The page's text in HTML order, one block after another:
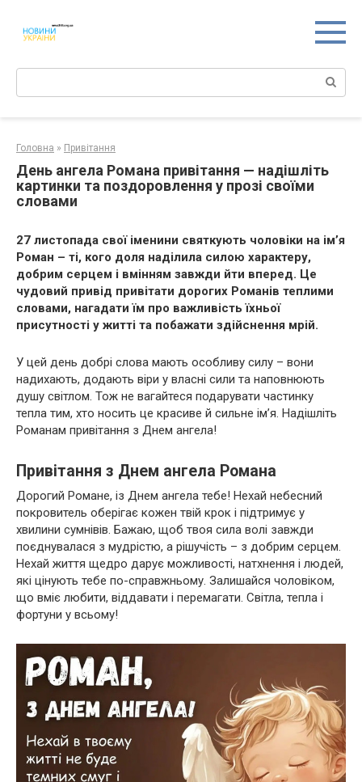
контенту
Поиск:
Головна » Привітання
День ангела Романа привітання — надішліть
картинки та поздоровлення у прозі своїми
словами
27 листопада свої іменини святкують чоловіки на ім’я
Роман – ті, кого доля наділила силою характеру,
добрим серцем і вмінням завжди йти вперед. Це
чудовий привід привітати дорогих Романів теплими
словами, нагадати їм про важливість їхньої
присутності у житті та побажати здійснення мрій.
У цей день добрі слова мають особливу силу – вони
надихають, додають віри у власні сили та наповнюють
душу світлом. Тож не вагайтеся подарувати частинку
тепла тим, хто носить це красиве й сильне ім’я. Надішліть
Романам привітання з Днем ангела!
Привітання з Днем ангела Романа
Дорогий Романе, із Днем ангела тебе! Нехай небесний
покровитель оберігає кожен твій крок і підтримує у
хвилини сумнівів. Бажаю, щоб твоя сила волі завжди
поєднувалася з мудрістю, а рішучість – з добрим серцем.
Нехай життя щедро дарує можливості, натхнення і людей,
які цінують тебе по-справжньому. Залишайся чоловіком,
що вміє любити, віддавати і перемагати. Світла, тепла і
фортуни у всьому!